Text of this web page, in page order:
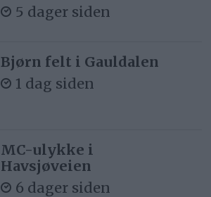
5 dager siden
Bjørn felt i Gauldalen
1 dag siden
MC-ulykke i
Havsjøveien
6 dager siden